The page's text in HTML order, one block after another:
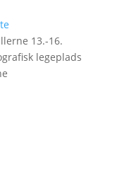
13.-16.
legeplads